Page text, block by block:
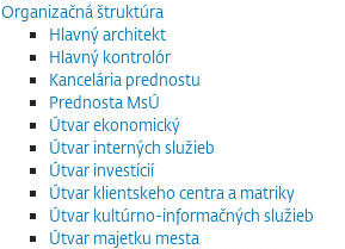
Organizačná štruktúra
Hlavný architekt
Hlavný kontrolór
Kancelária prednostu
Prednosta MsÚ
Útvar ekonomický
Útvar interných služieb
Útvar investícií
Útvar klientskeho centra a matriky
Útvar kultúrno-informačných služieb
Útvar majetku mesta